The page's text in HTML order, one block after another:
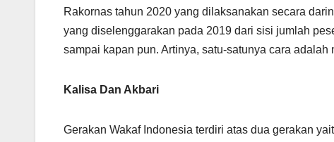
Rakornas tahun 2020 yang dilaksanakan secara
yang diselenggarakan pada 2019 dari sisi jumlah
sampai kapan pun. Artinya, satu-satunya cara
Kalisa Dan Akbari
Gerakan Wakaf Indonesia terdiri atas dua gerakan